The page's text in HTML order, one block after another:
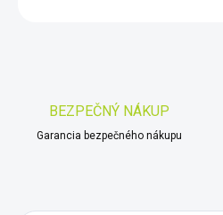
BEZPEČNÝ NÁKUP
Garancia bezpečného nákupu